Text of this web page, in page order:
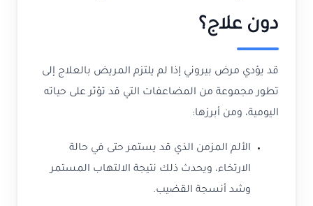
دون علاج؟
قد يؤدي مرض بيروني إذا لم يلتزم المريض بالعلاج إلى
تطور مجموعة من المضاعفات التي قد تؤثر على حياته
اليومية، ومن أبرزها:
الألم المزمن الذي قد يستمر حتى في حالة
الارتخاء، ويحدث ذلك نتيجة الالتهاب المستمر
وشد أنسجة القضيب.